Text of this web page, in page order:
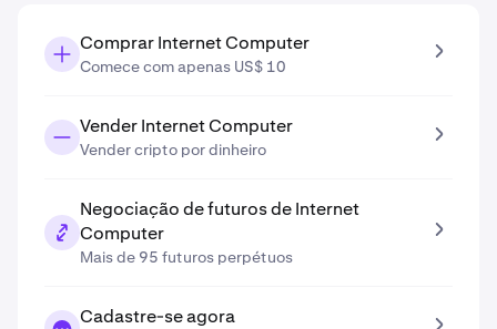
Comprar Internet Computer
Comece com apenas US$ 10
Vender Internet Computer
Vender cripto por dinheiro
Negociação de futuros de Internet
Computer
Mais de 95 futuros perpétuos
Cadastre-se agora